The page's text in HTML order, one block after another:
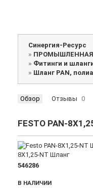
Синергия-Ресурс
»
» Фитинги и
» Шланг PAN,
Обзор Отзывы 0
FESTO PAN-
546286
В НАЛИЧИИ